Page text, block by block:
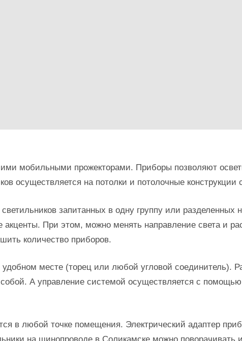
мобильными прожекторами. Приборы позволяют
осуществляется на потолки и потолочные
запитанных в одну группу или
акценты. При этом, можно менять направление света и
количество приборов.
месте (торец или любой угловой соединитель).
А управление системой осуществляется с
в любой точке помещения. Электрический адаптер
на шинопроводе в Соликамске можно поворачивать